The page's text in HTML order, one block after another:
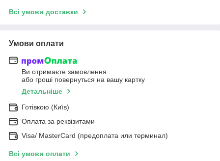
Всі умови доставки
Умови оплати
Ви отримаєте замовлення
або гроші повернуться на вашу картку
Детальніше
Готівкою (Київ)
Оплата за реквізитами
Visa/ MasterCard (предоплата или терминал)
Всі умови оплати